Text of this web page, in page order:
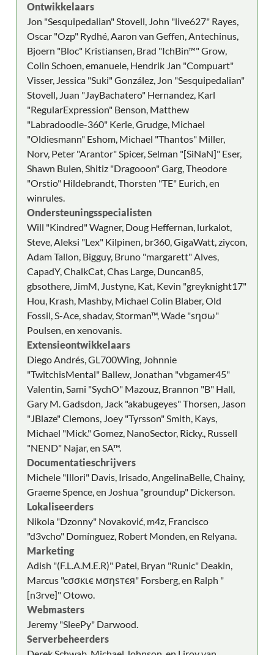
Ontwikkelaars
Jon "Sesquipedalian" Stovell, John "live627" Rayes,
Oscar "Ozp" Rydhé, Aaron van Geffen, Antechinus,
Bjoern "Bloc" Kristiansen, Brad "IchBin™" Grow,
Colin Schoen, emanuele, Hendrik Jan "Compuart"
Visser, Jessica "Suki" González, Jon "Sesquipedalian"
Stovell, Juan "JayBachatero" Hernandez, Karl
"RegularExpression" Benson, Matthew
"Labradoodle-360" Kerle, Grudge, Michael
"Oldiesmann" Eshom, Michael "Thantos" Miller,
Norv, Peter "Arantor" Spicer, Selman "[SiNaN]" Eser,
Shawn Bulen, Shitiz "Dragooon" Garg, Theodore
"Orstio" Hildebrandt, Thorsten "TE" Eurich, en
winrules.
Ondersteuningsspecialisten
Will "Kindred" Wagner, Doug Heffernan, lurkalot,
Steve, Aleksi "Lex" Kilpinen, br360, GigaWatt, ziycon,
Adam Tallon, Bigguy, Bruno "margarett" Alves,
CapadY, ChalkCat, Chas Large, Duncan85,
gbsothere, JimM, Justyne, Kat, Kevin "greyknight17"
Hou, Krash, Mashby, Michael Colin Blaber, Old
Fossil, S-Ace, shadav, Storman™, Wade "sησω"
Poulsen, en xenovanis.
Extensieontwikkelaars
Diego Andrés, GL700Wing, Johnnie
"TwitchisMental" Ballew, Jonathan "vbgamer45"
Valentin, Sami "SychO" Mazouz, Brannon "B" Hall,
Gary M. Gadsdon, Jack "akabugeyes" Thorsen, Jason
"JBlaze" Clemons, Joey "Tyrsson" Smith, Kays,
Michael "Mick." Gomez, NanoSector, Ricky., Russell
"NEND" Najar, en SA™.
Documentatieschrijvers
Michele "Illori" Davis, Irisado, AngelinaBelle, Chainy,
Graeme Spence, en Joshua "groundup" Dickerson.
Lokaliseerders
Nikola "Dzonny" Novaković, m4z, Francisco
"d3vcho" Domínguez, Robert Monden, en Relyana.
Marketing
Adish "(F.L.A.M.E.R)" Patel, Bryan "Runic" Deakin,
Marcus "cσσкιє мσηѕтєя" Forsberg, en Ralph "
[n3rve]" Otowo.
Webmasters
Jeremy "SleePy" Darwood.
Serverbeheerders